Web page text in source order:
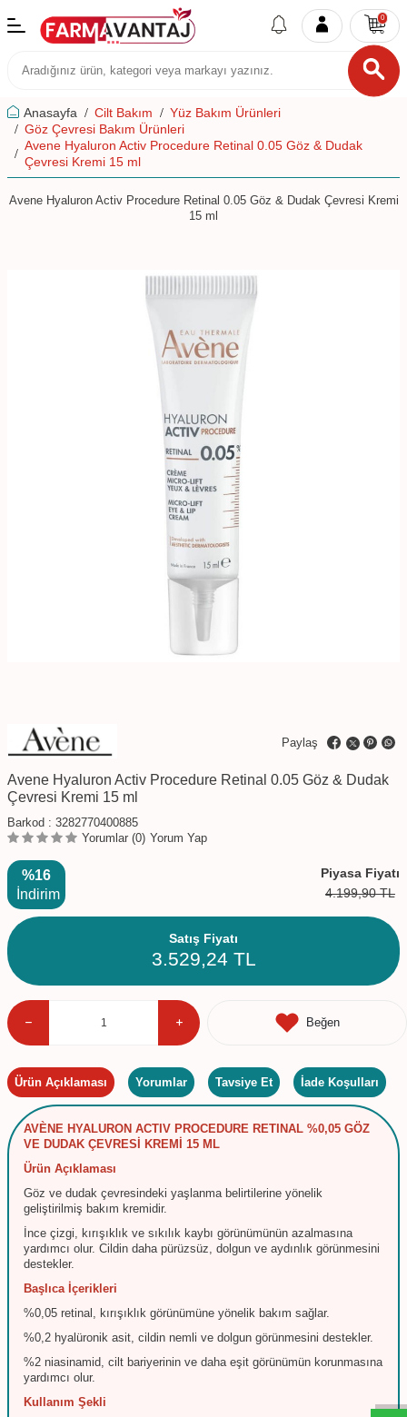
WhtsappDeseHatt
0
Anasayfa Cilt Bakım
Yüz Bakım Ürünleri
Göz Çevresi Bakım Ürünleri
Avene Hyaluron Activ Procedure Retinal 0.05 Göz & Dudak
Çevresi Kremi 15 ml
Avene Hyaluron Activ Procedure Retinal 0.05 Göz & Dudak Çevresi Kremi
15 ml
Paylaş
Avene Hyaluron Activ Procedure Retinal 0.05 Göz & Dudak
Çevresi Kremi 15 ml
Barkod : 3282770400885
Yorumlar (0) Yorum Yap
%16
İndirim
Piyasa Fiyatı
4.199,90TL
Satış Fiyatı
3.529,24 TL
Beğen
Ürün Açıklaması Yorumlar Tavsiye Et İade Koşulları
AVÈNE HYALURON ACTIV PROCEDURE RETINAL %0,05 GÖZ
VE DUDAK ÇEVRESİ KREMİ 15 ML
Ürün Açıklaması
Göz ve dudak çevresindeki yaşlanma belirtilerine yönelik
geliştirilmiş bakım kremidir.
İnce çizgi, kırışıklık ve sıkılık kaybı görünümünün azalmasına
yardımcı olur. Cildin daha pürüzsüz, dolgun ve aydınlık görünmesini
destekler.
Başlıca İçerikleri
%0,05 retinal, kırışıklık görünümüne yönelik bakım sağlar.
%0,2 hyalüronik asit, cildin nemli ve dolgun görünmesini destekler.
%2 niasinamid, cilt bariyerinin ve daha eşit görünümün korunmasına
yardımcı olur.
Kullanım Şekli